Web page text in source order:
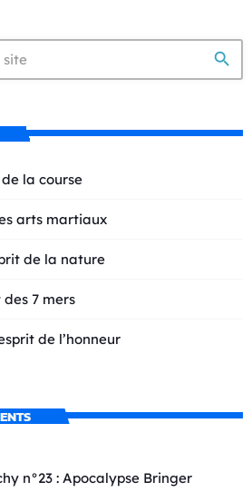
search
la course
arts martiaux
de la nature
7 mers
de l’honneur
n°23 : Apocalypse Bringer